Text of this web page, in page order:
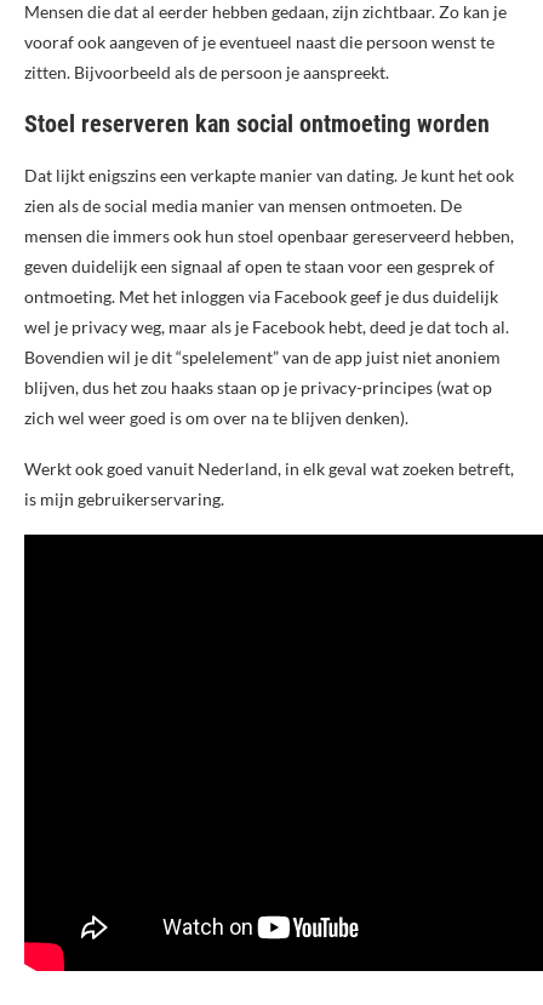
Mensen die dat al eerder hebben gedaan, zijn zichtbaar. Zo kan je
vooraf ook aangeven of je eventueel naast die persoon wenst te
zitten. Bijvoorbeeld als de persoon je aanspreekt.
Stoel reserveren kan social ontmoeting worden
Dat lijkt enigszins een verkapte manier van dating. Je kunt het ook
zien als de social media manier van mensen ontmoeten. De
mensen die immers ook hun stoel openbaar gereserveerd hebben,
geven duidelijk een signaal af open te staan voor een gesprek of
ontmoeting. Met het inloggen via Facebook geef je dus duidelijk
wel je privacy weg, maar als je Facebook hebt, deed je dat toch al.
Bovendien wil je dit “spelelement” van de app juist niet anoniem
blijven, dus het zou haaks staan op je privacy-principes (wat op
zich wel weer goed is om over na te blijven denken).
Werkt ook goed vanuit Nederland, in elk geval wat zoeken betreft,
is mijn gebruikerservaring.